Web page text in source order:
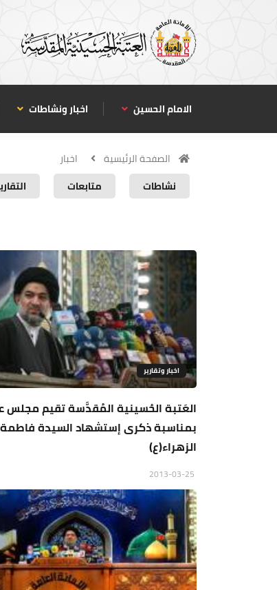
الامام الحسين اخبار ونشاطات
الصفحة الرئيسية
اخبار
نشاطات
متابعات
اخبار وتقارير
العَتبة الحُسينية المُقدَّسة تقيم مجلس
بمناسبة ذكرى إستشهاد السيدة فاطمة
الزهراء(ع)